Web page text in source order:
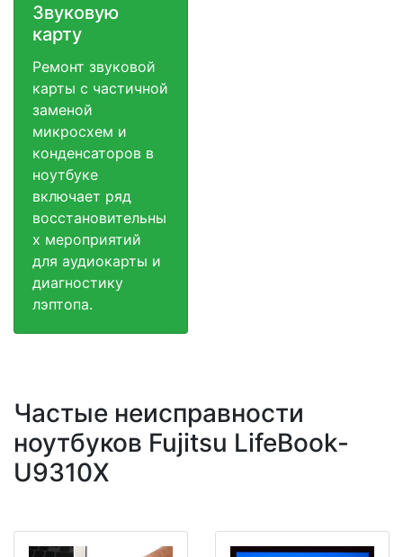
Звуковую
карту
Ремонт звуковой
карты с частичной
заменой
микросхем и
конденсаторов в
ноутбуке
включает ряд
восстановительны
х мероприятий
для аудиокарты и
диагностику
лэптопа.
Частые неисправности
ноутбуков Fujitsu LifeBook-
U9310X